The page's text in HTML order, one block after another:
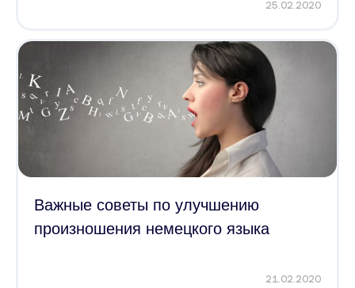
25.02.2020
Важные советы по улучшению
произношения немецкого языка
21.02.2020